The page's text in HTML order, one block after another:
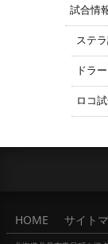
試合情
ステ
ドラ
ロコ
HOME サイト